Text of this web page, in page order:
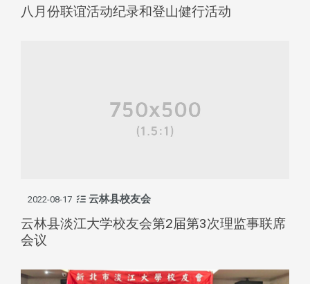
八月份联谊活动纪录和登山健行活动
2022-08-17 云林县校友会
云林县淡江大学校友会第2届第3次理监事联席
会议